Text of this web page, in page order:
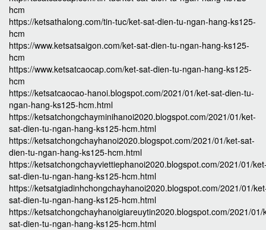
hcm
https://ketsathalong.com/tin-tuc/ket-sat-dien-tu-ngan-hang-ks125-
hcm
https://www.ketsatsaigon.com/ket-sat-dien-tu-ngan-hang-ks125-
hcm
https://www.ketsatcaocap.com/ket-sat-dien-tu-ngan-hang-ks125-
hcm
https://ketsatcaocao-hanoi.blogspot.com/2021/01/ket-sat-dien-tu-
ngan-hang-ks125-hcm.html
https://ketsatchongchayminihanoi2020.blogspot.com/2021/01/ket-
sat-dien-tu-ngan-hang-ks125-hcm.html
https://ketsatchongchayhanoi2020.blogspot.com/2021/01/ket-sat-
dien-tu-ngan-hang-ks125-hcm.html
https://ketsatchongchayviettiephanoi2020.blogspot.com/2021/01/
sat-dien-tu-ngan-hang-ks125-hcm.html
https://ketsatgiadinhchongchayhanoi2020.blogspot.com/2021/01/
sat-dien-tu-ngan-hang-ks125-hcm.html
https://ketsatchongchayhanoigiareuytin2020.blogspot.com/2021/01/
sat-dien-tu-ngan-hang-ks125-hcm.html